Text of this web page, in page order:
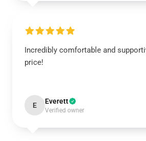
Incredibly comfortable and
price!
E Everett
Verified owner